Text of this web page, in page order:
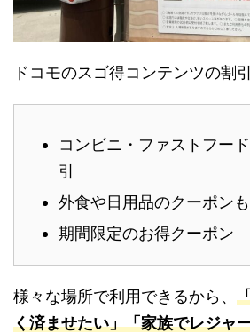
ドコモのスゴ得コンテンツの割
コンビニ・ファストフー
引
外食や日用品のクーポン
期間限定のお得クーポン
様々な場所で利用できるから、
く済ませたい」「家族でレジャ